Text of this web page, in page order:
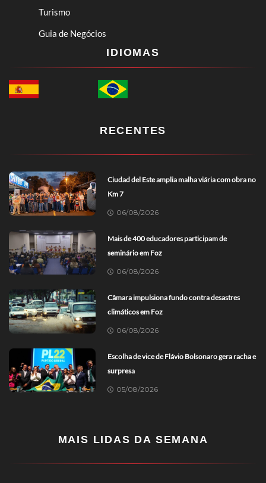
Turismo
Guia de Negócios
IDIOMAS
RECENTES
Ciudad del Este amplia malha viária com obra no
Km 7
06/08/2026
Mais de 400 educadores participam de
seminário em Foz
06/08/2026
Câmara impulsiona fundo contra desastres
climáticos em Foz
06/08/2026
Escolha de vice de Flávio Bolsonaro gera racha e
surpresa
05/08/2026
MAIS LIDAS DA SEMANA